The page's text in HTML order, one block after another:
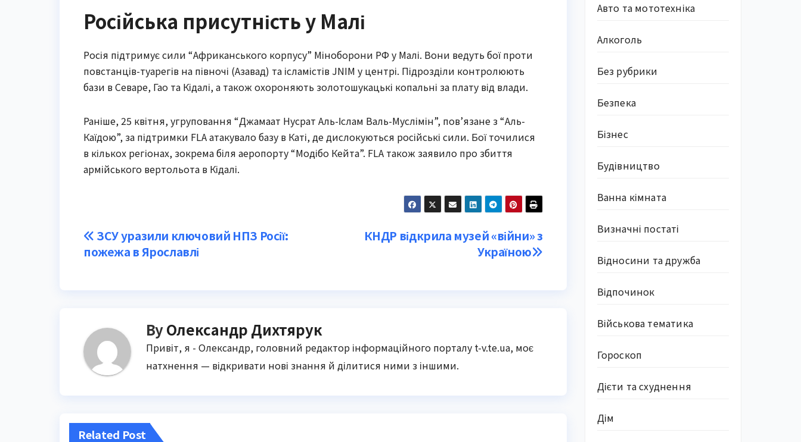
Російська присутність у Малі
Росія підтримує сили “Африканського корпусу” Міноборони РФ у Малі. Вони ведуть бої проти
повстанців-туарегів на півночі (Азавад) та ісламістів JNIM у центрі. Підрозділи контролюють
бази в Севаре, Гао та Кідалі, а також охороняють золотошукацькі копальні за плату від влади.
Раніше, 25 квітня, угруповання “Джамаат Нусрат Аль-Іслам Валь-Муслімін”, пов’язане з “Аль-
Каїдою”, за підтримки FLA атакувало базу в Каті, де дислокуються російські сили. Бої точилися
в кількох регіонах, зокрема біля аеропорту “Модібо Кейта”. FLA також заявило про збиття
армійського вертольота в Кідалі.
Post
navigation
КНДР відкрила музей «війни» з
Україною
ЗСУ уразили ключовий НПЗ Росії:
пожежа в Ярославлі
ByОлександр Дихтярук
Привіт, я - Олександр, головний редактор інформаційного порталу t-v.te.ua, моє
натхнення — відкривати нові знання й ділитися ними з іншими.
Related Post
Авто та мототехніка
Алкоголь
Без рубрики
Безпека
Бізнес
Будівництво
Ванна кімната
Визначні постаті
Відносини та дружба
Відпочинок
Військова тематика
Гороскоп
Дієти та схуднення
Дім